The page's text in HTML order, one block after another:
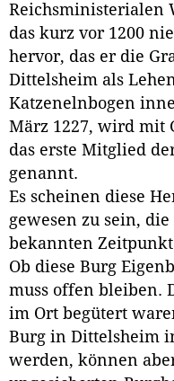
Reichsministerialen
das kurz vor 1200
hervor, das er die
Dittelsheim als
Katzenelnbogen
März 1227, wird mit
das erste Mitglied
genannt.
Es scheinen diese
gewesen zu sein,
bekannten
Ob diese Burg
muss offen bleiben.
im Ort begütert
Burg in Dittelsheim
werden, können